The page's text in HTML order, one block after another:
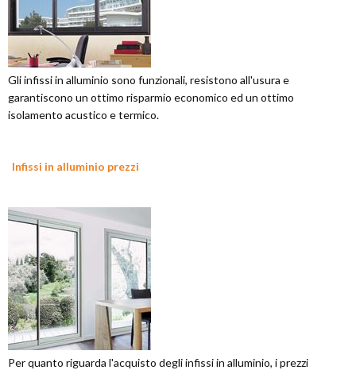
Gli infissi in alluminio sono funzionali, resistono all'usura e
garantiscono un ottimo risparmio economico ed un ottimo
isolamento acustico e termico.
Infissi in alluminio prezzi
Per quanto riguarda l'acquisto degli infissi in alluminio, i prezzi